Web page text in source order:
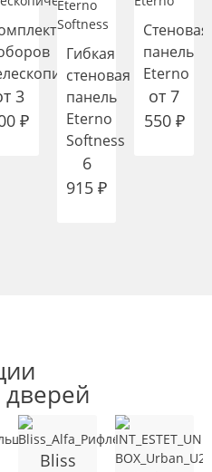
3
₽
Гибкая
стеновая
панель
Eterno
Softness
6
915₽
Стеновая
панель
Eterno
от7
550 ₽
Bliss